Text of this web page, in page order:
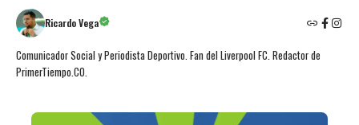
Ricardo Vega
Comunicador Social y Periodista Deportivo. Fan del Liverpool FC. Redactor de
PrimerTiempo.CO.